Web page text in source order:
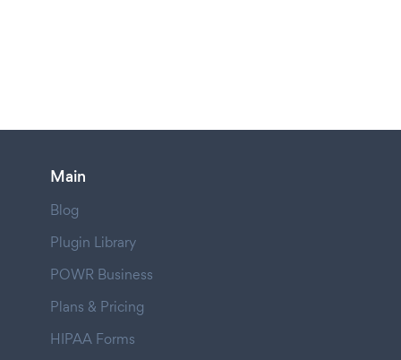
Main
Blog
Plugin Library
POWR Business
Plans & Pricing
HIPAA Forms